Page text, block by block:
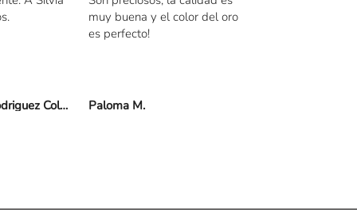
Jose Enrique Rodriguez Collado
muy buena y el color del oro
es perfecto!
Paloma M.